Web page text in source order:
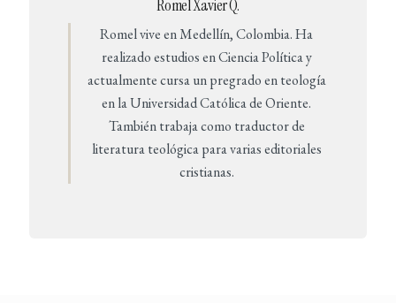
Romel Xavier Q.
Romel vive en Medellín, Colombia. Ha
realizado estudios en Ciencia Política y
actualmente cursa un pregrado en teología
en la Universidad Católica de Oriente.
También trabaja como traductor de
literatura teológica para varias editoriales
cristianas.